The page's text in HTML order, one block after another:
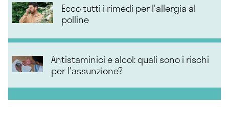
Ecco tutti i rimedi per l'allergia al
polline
Antistaminici e alcol: quali sono i rischi
per l'assunzione?